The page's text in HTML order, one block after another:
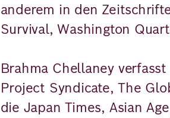
anderem in den
Survival, Washington
Brahma Chellaney
Project Syndicate, The
die Japan Times, Asian